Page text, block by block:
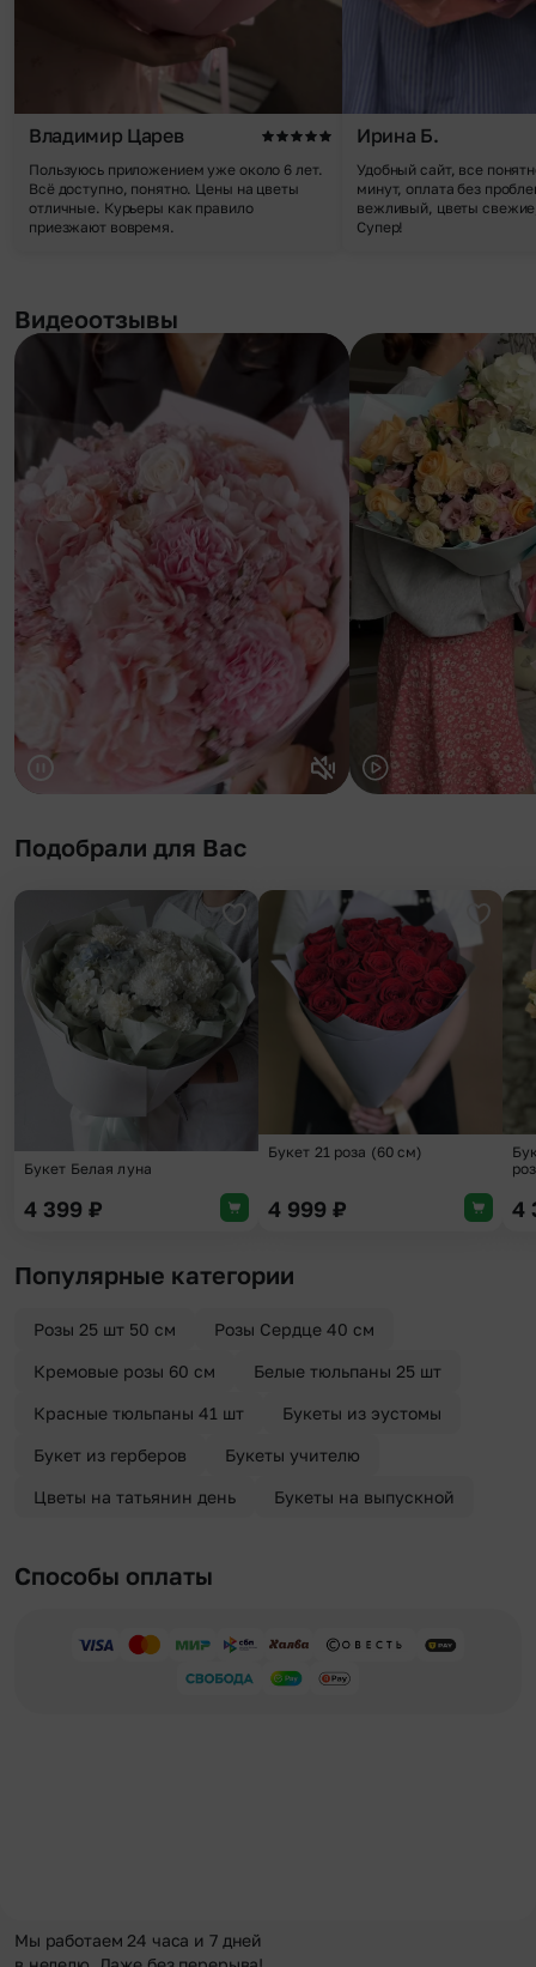
Владимир Царев
Пользуюсь приложением уже около 6 лет.
Всё доступно, понятно. Цены на цветы
отличные. Курьеры как правило
приезжают вовремя.
Ирина Б.
Удобный сайт, все
минут, оплата без
вежливый, цветы
Супер!
Видеоотзывы
Подобрали для Вас
Добавить в избранное
Букет Белая луна
4 399 ₽
Букет 21 роза (60 см)
4 999 ₽ 4
Популярные категории
Розы 25 шт 50 см Розы Сердце 40 см
Кремовые розы 60 см Белые тюльпаны 25 шт
Красные тюльпаны 41 шт Букеты из эустомы
Букет из герберов Букеты учителю
Цветы на татьянин день Букеты на выпускной
Способы оплаты
Мы работаем 24 часа и 7 дней